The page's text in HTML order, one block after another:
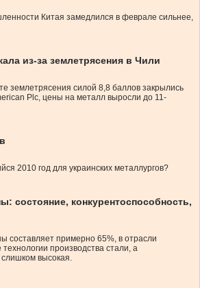
Китая замедлился в феврале сильнее,
из-за землетрясения в Чили
землетрясения силой 8,8 баллов закрылись
Plc, цены на металл выросли до 11-
2010 год для украинских металлургов?
состояние, конкурентоспособность,
составляет примерно 65%, в отрасли
производства стали, а
слишком высокая.